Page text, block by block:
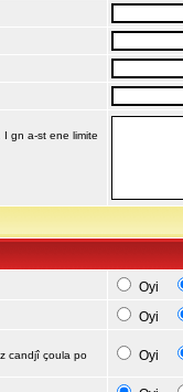
gn a-st ene limite
Oyi
Oyi
candjî çoula po
Oyi